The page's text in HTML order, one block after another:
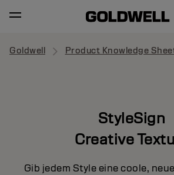
Goldwell Product Knowledge
StyleSign
Creative
Gib jedem Style eine coole,